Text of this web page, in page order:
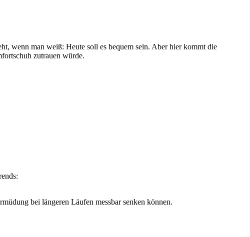
wenn man weiß: Heute soll es bequem sein. Aber hier kommt die
zutrauen würde.
bei längeren Läufen messbar senken können.